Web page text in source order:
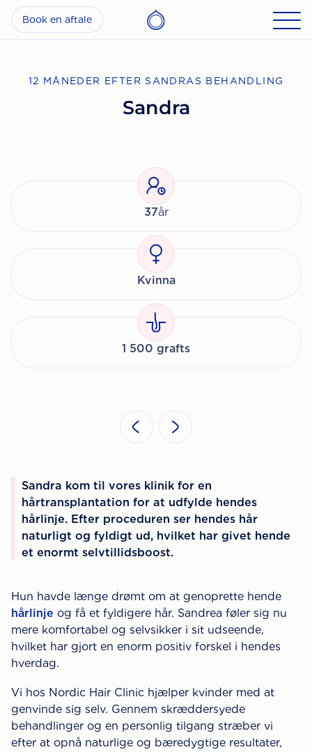
Book en aftale
12 MÅNEDER EFTER SANDRAS BEHANDLING
Sandra
37år
Kvinna
1 500 grafts
Sandra kom til vores klinik for en
hårtransplantation for at udfylde hendes
hårlinje. Efter proceduren ser hendes hår
naturligt og fyldigt ud, hvilket har givet hende
et enormt selvtillidsboost.
Hun havde længe drømt om at genoprette hende
hårlinje og få et fyldigere hår. Sandrea føler sig nu
mere komfortabel og selvsikker i sit udseende,
hvilket har gjort en enorm positiv forskel i hendes
hverdag.
Vi hos Nordic Hair Clinic hjælper kvinder med at
genvinde sig selv. Gennem skræddersyede
behandlinger og en personlig tilgang stræber vi
efter at opnå naturlige og bæredygtige resultater,